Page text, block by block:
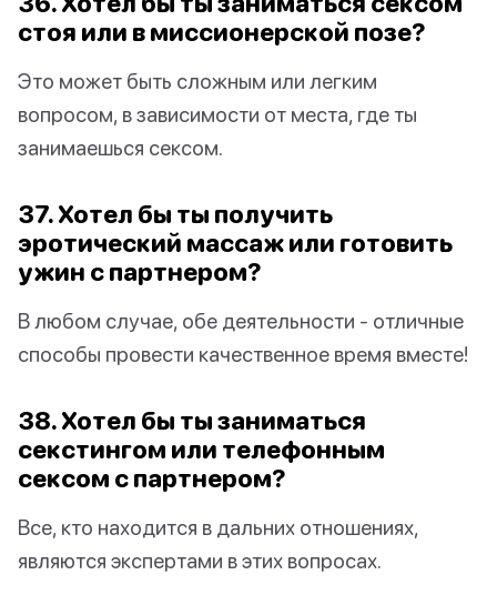
стоя или в миссионерской позе?
Это может быть сложным или легким
вопросом, в зависимости от места, где ты
занимаешься сексом.
37. Хотел бы ты получить
эротический массаж или готовить
ужин с партнером?
В любом случае, обе деятельности - отличные
способы провести качественное время вместе!
38. Хотел бы ты заниматься
секстингом или телефонным
сексом с партнером?
Все, кто находится в дальних отношениях,
являются экспертами в этих вопросах.